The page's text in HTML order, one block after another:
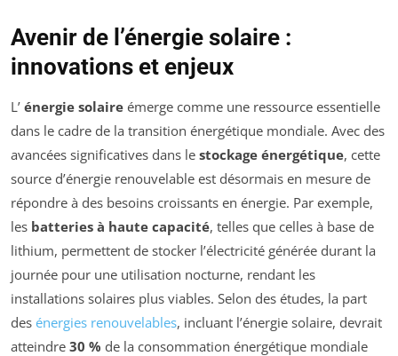
Avenir de l’énergie solaire :
innovations et enjeux
L’ énergie solaire émerge comme une ressource essentielle
dans le cadre de la transition énergétique mondiale. Avec des
avancées significatives dans le stockage énergétique, cette
source d’énergie renouvelable est désormais en mesure de
répondre à des besoins croissants en énergie. Par exemple,
les batteries à haute capacité, telles que celles à base de
lithium, permettent de stocker l’électricité générée durant la
journée pour une utilisation nocturne, rendant les
installations solaires plus viables. Selon des études, la part
des énergies renouvelables, incluant l’énergie solaire, devrait
atteindre 30 % de la consommation énergétique mondiale